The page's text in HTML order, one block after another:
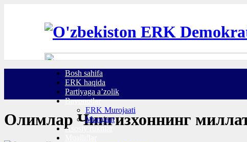
Bosh sahifa
ERK haqida
Partiyaga a’zolik
Bayonotlar
ERK Murojaati
Murojaat
Asosiy ruknlar
Олимлар Чингизхоннинг